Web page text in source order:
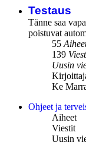
Testaus
Tänne saa
poistuvat
55
139
Uusin
Ke
Ohjeet ja
Aiheet
Viestit
Uusin